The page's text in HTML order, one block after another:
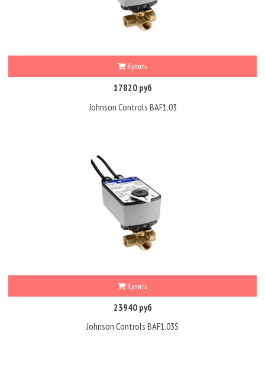
Купить
17820 руб
Johnson Controls BAF1.03
Купить
23940 руб
Johnson Controls BAF1.03S